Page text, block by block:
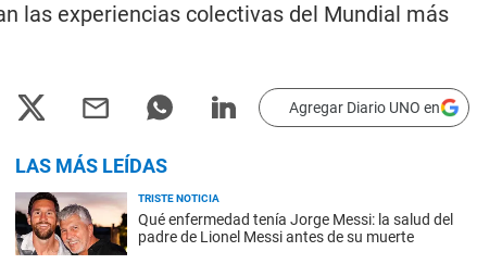
las experiencias colectivas del Mundial más
Agregar Diario UNO en
LAS MÁS LEÍDAS
TRISTE NOTICIA
Qué enfermedad tenía Jorge Messi: la salud del
padre de Lionel Messi antes de su muerte